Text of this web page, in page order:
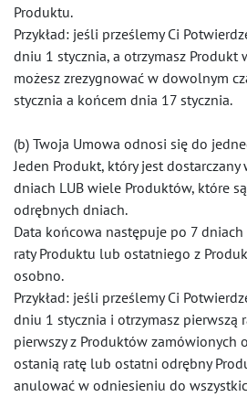
Produktu.
Przykład: jeśli prześlemy Ci
dniu 1 stycznia, a otrzymasz Produkt
możesz zrezygnować w dowolnym
stycznia a końcem dnia 17 stycznia.
(b) Twoja Umowa odnosi się do
Jeden Produkt, który jest
dniach LUB wiele Produktów, które
odrębnych dniach.
Data końcowa następuje po 7
raty Produktu lub ostatniego z
osobno.
Przykład: jeśli prześlemy Ci
dniu 1 stycznia i otrzymasz pierwszą
pierwszy z Produktów zamówionych
ostanią ratę lub ostatni odrębny
anulować w odniesieniu do